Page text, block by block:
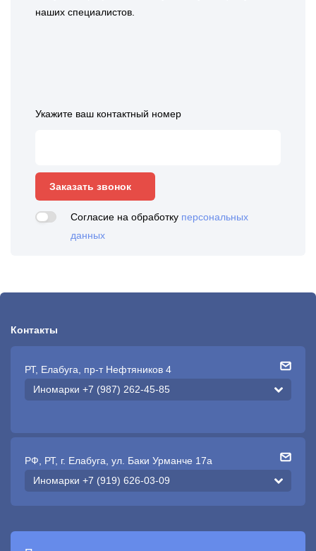
наших специалистов.
Укажите ваш контактный номер
Заказать звонок
Согласие на обработку персональных
данных
Контакты
РТ, Елабуга, пр-т Нефтяников 4
Иномарки +7 (987) 262-45-85
РФ, РТ, г. Елабуга, ул. Баки Урманче 17а
Иномарки +7 (919) 626-03-09